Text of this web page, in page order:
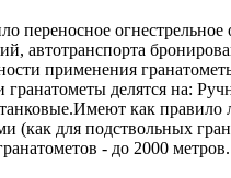
переносное
автотранспорта
применения
гранатометы делятся на:
как правило
(как для подствольных
- до 2000 метров.